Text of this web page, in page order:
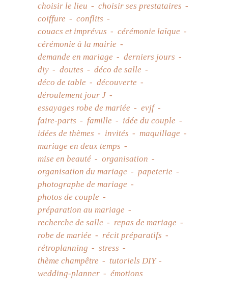
choisir le lieu
choisir ses prestataires
coiffure
conflits
couacs et imprévus
cérémonie laïque
cérémonie à la mairie
demande en mariage
derniers jours
diy
doutes
déco de salle
déco de table
découverte
déroulement jour J
essayages robe de mariée
evjf
faire-parts
famille
idée du couple
idées de thèmes
invités
maquillage
mariage en deux temps
mise en beauté
organisation
organisation du mariage
papeterie
photographe de mariage
photos de couple
préparation au mariage
recherche de salle
repas de mariage
robe de mariée
récit préparatifs
rétroplanning
stress
thème champêtre
tutoriels DIY
wedding-planner
émotions